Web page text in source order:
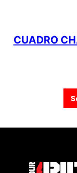
CUADRO